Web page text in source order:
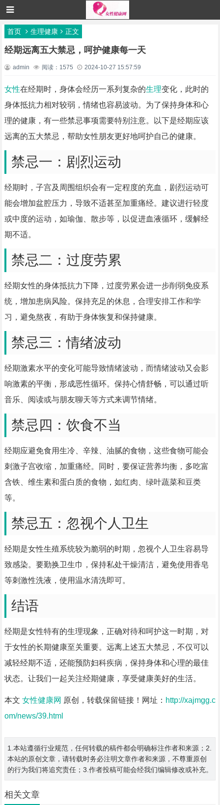
首页 生理健康 正文
经期远离五大禁忌，呵护健康每一天
admin 阅读：1575 2024-10-27 15:57:59
女性在经期时，身体会经历一系列复杂的生理变化，此时的
身体抵抗力相对较弱，情绪也容易波动。为了保持身体和心
理的健康，有一些禁忌事项需要特别注意。以下是经期应该
远离的五大禁忌，帮助女性朋友更好地呵护自己的健康。
禁忌一：剧烈运动
经期时，子宫及周围组织会有一定程度的充血，剧烈运动可
能会增加盆腔压力，导致不适甚至加重痛经。建议进行轻度
或中度的运动，如瑜伽、散步等，以促进血液循环，缓解经
期不适。
禁忌二：过度劳累
经期女性的身体抵抗力下降，过度劳累会进一步削弱免疫系
统，增加患病风险。保持充足的休息，合理安排工作和学
习，避免熬夜，有助于身体恢复和保持健康。
禁忌三：情绪波动
经期激素水平的变化可能导致情绪波动，而情绪波动又会影
响激素的平衡，形成恶性循环。保持心情舒畅，可以通过听
音乐、阅读或与朋友聊天等方式来调节情绪。
禁忌四：饮食不当
经期应避免食用生冷、辛辣、油腻的食物，这些食物可能会
刺激子宫收缩，加重痛经。同时，要保证营养均衡，多吃富
含铁、维生素和蛋白质的食物，如红肉、绿叶蔬菜和豆类
等。
禁忌五：忽视个人卫生
经期是女性生殖系统较为脆弱的时期，忽视个人卫生容易导
致感染。要勤换卫生巾，保持私处干燥清洁，避免使用香皂
等刺激性洗液，使用温水清洗即可。
结语
经期是女性特有的生理现象，正确对待和呵护这一时期，对
于女性的长期健康至关重要。远离上述五大禁忌，不仅可以
减轻经期不适，还能预防妇科疾病，保持身体和心理的最佳
状态。让我们一起关注经期健康，享受健康美好的生活。
本文 女性健康网 原创，转载保留链接！网址： http://xajmgg.c
om/news/39.html
1.本站遵循行业规范，任何转载的稿件都会明确标注作者和来源；2.
本站的原创文章，请转载时务必注明文章作者和来源，不尊重原创
的行为我们将追究责任；3.作者投稿可能会经我们编辑修改或补充。
相关文章